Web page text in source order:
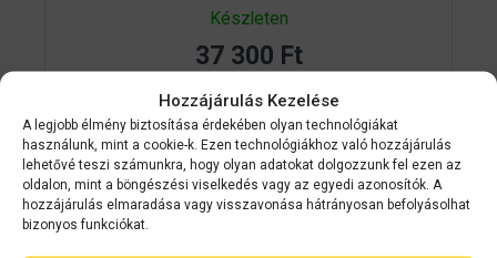
Hozzájárulás Kezelése
A legjobb élmény biztosítása érdekében olyan technológiákat
használunk, mint a cookie-k. Ezen technológiákhoz való hozzájárulás
lehetővé teszi számunkra, hogy olyan adatokat dolgozzunk fel ezen az
oldalon, mint a böngészési viselkedés vagy az egyedi azonosítók. A
hozzájárulás elmaradása vagy visszavonása hátrányosan befolyásolhat
bizonyos funkciókat.
0
a
5
-
ő
l
Készleten
37 300 Ft
KOSÁRBA TESZEM